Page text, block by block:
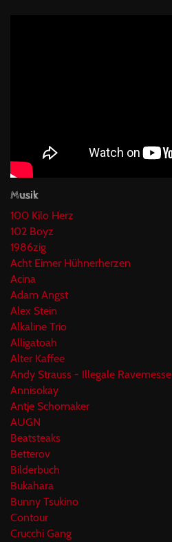
Musik
100 Kilo Herz
102 Boyz
1986zig
Acht Eimer Hühnerherzen
Acina
Adam Angst
Alex Stein
Alkaline Trio
Alligatoah
Alter Kaffee
Andy Strauss - Illegale Ravemesse
Annisokay
Antje Schomaker
AUGN
Beatsteaks
Betterov
Bilderbuch
Bukahara
Bunny Tsukino
Contour
Crucchi Gang